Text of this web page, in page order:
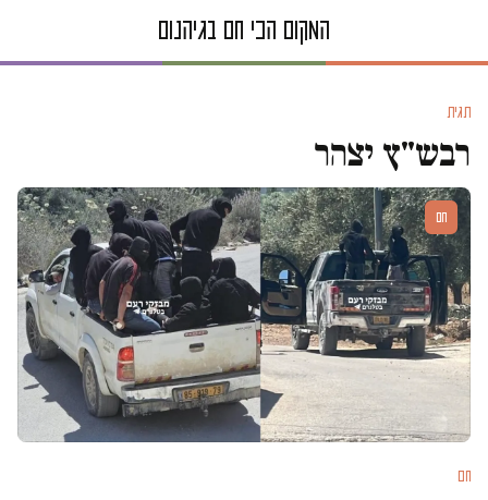
תגית
רבש"ץ יצהר
חם
חם